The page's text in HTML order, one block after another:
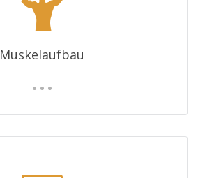
Muskelaufbau